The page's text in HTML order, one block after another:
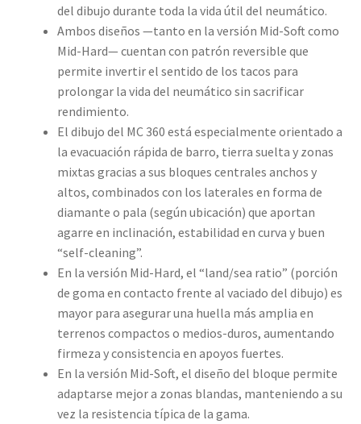
del dibujo durante toda la vida útil del neumático.
Ambos diseños —tanto en la versión Mid-Soft como
Mid-Hard— cuentan con patrón reversible que
permite invertir el sentido de los tacos para
prolongar la vida del neumático sin sacrificar
rendimiento.
El dibujo del MC 360 está especialmente orientado a
la evacuación rápida de barro, tierra suelta y zonas
mixtas gracias a sus bloques centrales anchos y
altos, combinados con los laterales en forma de
diamante o pala (según ubicación) que aportan
agarre en inclinación, estabilidad en curva y buen
“self-cleaning”.
En la versión Mid-Hard, el “land/sea ratio” (porción
de goma en contacto frente al vaciado del dibujo) es
mayor para asegurar una huella más amplia en
terrenos compactos o medios-duros, aumentando
firmeza y consistencia en apoyos fuertes.
En la versión Mid-Soft, el diseño del bloque permite
adaptarse mejor a zonas blandas, manteniendo a su
vez la resistencia típica de la gama.